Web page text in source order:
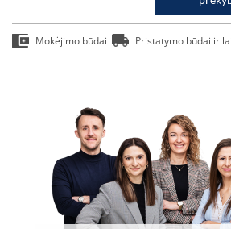
Mokėjimo būdai Pristatymo būdai ir